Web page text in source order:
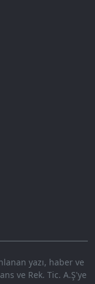
yazı, haber ve
ve Rek. Tic. A.Ş'ye